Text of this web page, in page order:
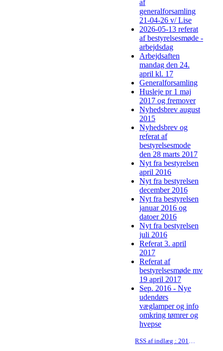
af
generalforsamling
21-04-26 v/ Lise
2026-05-13 referat
af bestyrelsesmøde -
arbejdsdag
Arbejdsaften
mandag den 24.
april kl. 17
Generalforsamling
Husleje pr 1 maj
2017 og fremover
Nyhedsbrev august
2015
Nyhedsbrev og
referat af
bestyrelsesmode
den 28 marts 2017
Nyt fra bestyrelsen
april 2016
Nyt fra bestyrelsen
december 2016
Nyt fra bestyrelsen
januar 2016 og
datoer 2016
Nyt fra bestyrelsen
juli 2016
Referat 3. april
2017
Referat af
bestyrelsesmøde mv
19 april 2017
Sep. 2016 - Nye
udendørs
væglamper og info
omkring tømrer og
hvepse
RSS af indlæg : 2017-12-18 nyhedsbrev og præcisering